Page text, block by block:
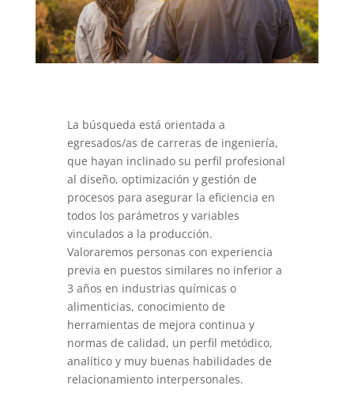
​La búsqueda está orientada a
egresados/as de carreras de ingeniería,
que hayan inclinado su perfil profesional
al diseño, optimización y gestión de
procesos para asegurar la eficiencia en
todos los parámetros y variables
vinculados a la producción.
Valoraremos personas con experiencia
previa en puestos similares no inferior a
3 años en industrias químicas o
alimenticias, conocimiento de
herramientas de mejora continua y
normas de calidad, un perfil metódico,
analítico y muy buenas habilidades de
relacionamiento interpersonales.